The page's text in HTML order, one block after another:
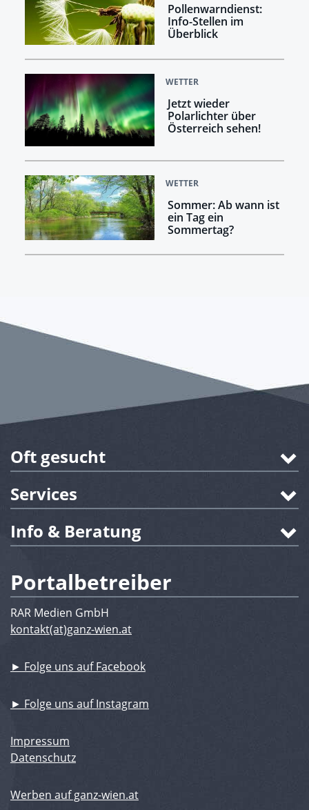
Pollenwarndienst:
Info-Stellen im
Überblick
WETTER
Jetzt wieder
Polarlichter über
Österreich sehen!
WETTER
Sommer: Ab wann ist
ein Tag ein
Sommertag?
Oft gesucht
Services
Info & Beratung
Portalbetreiber
RAR Medien GmbH
kontakt(at)ganz-wien.at
► Folge uns auf Facebook
► Folge uns auf Instagram
Impressum
Datenschutz
Werben auf ganz-wien.at